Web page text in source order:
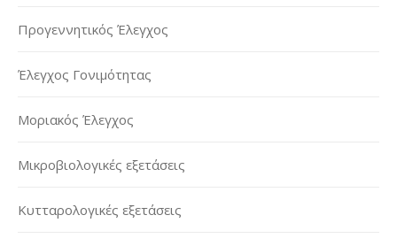
Προγεννητικός Έλεγχος
Έλεγχος Γονιμότητας
Μοριακός Έλεγχος
Μικροβιολογικές εξετάσεις
Κυτταρολογικές εξετάσεις